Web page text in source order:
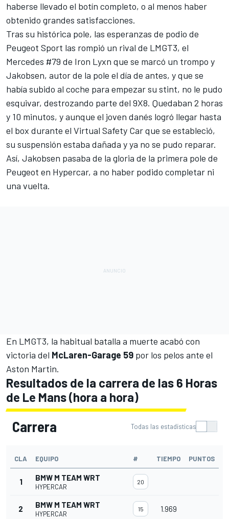
haberse llevado el botín completo, o al menos haber
obtenido grandes satisfacciones.
Tras su histórica pole, las esperanzas de podio de
Peugeot Sport las rompió un rival de LMGT3, el
Mercedes #79 de Iron Lyxn que se marcó un trompo y
Jakobsen, autor de la pole el día de antes, y que se
había subido al coche para empezar su stint, no le pudo
esquivar, destrozando parte del 9X8. Quedaban 2 horas
y 10 minutos, y aunque el joven danés logró llegar hasta
el box durante el Virtual Safety Car que se estableció,
su suspensión estaba dañada y ya no se pudo reparar.
Así, Jakobsen pasaba de la gloria de la primera pole de
Peugeot en Hypercar, a no haber podido completar ni
una vuelta.
En LMGT3, la habitual batalla a muerte acabó con
victoria del McLaren-Garage 59 por los pelos ante el
Aston Martin.
Resultados de la carrera de las 6 Horas
de Le Mans (hora a hora)
Carrera Todas las estadísticas
CLA EQUIPO # TIEMPO PUNTOS
1 BMW M TEAM WRT
HYPERCAR
20
2 BMW M TEAM WRT
HYPERCAR
15 1.969